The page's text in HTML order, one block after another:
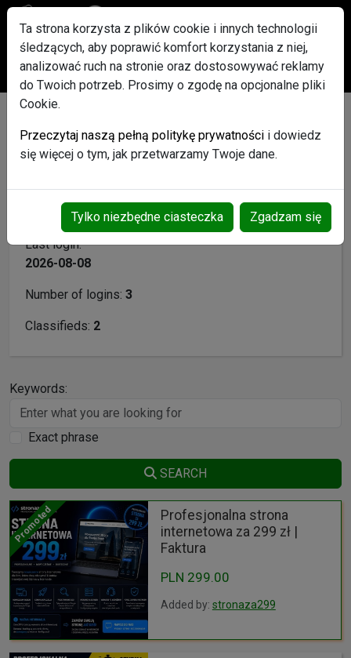
Po rejestracji każdy użytkownik otrzyma w Gratisie pakiet
ogłoszeń Promowanych
Username: stronaza299
Registration date:
2026-05-02
Last login:
2026-08-08
Number of logins: 3
Classifieds: 2
Keywords:
Exact phrase
SEARCH
Promoted
Profesjonalna strona
internetowa za 299 zł |
Faktura
PLN 299.00
Added by: stronaza299
Ta strona korzysta z plików cookie i innych technologii
śledzących, aby poprawić komfort korzystania z niej,
analizować ruch na stronie oraz dostosowywać reklamy
do Twoich potrzeb. Prosimy o zgodę na opcjonalne pliki
Cookie.
Przeczytaj naszą pełną politykę prywatności i dowiedz
się więcej o tym, jak przetwarzamy Twoje dane.
Tylko niezbędne ciasteczka Zgadzam się